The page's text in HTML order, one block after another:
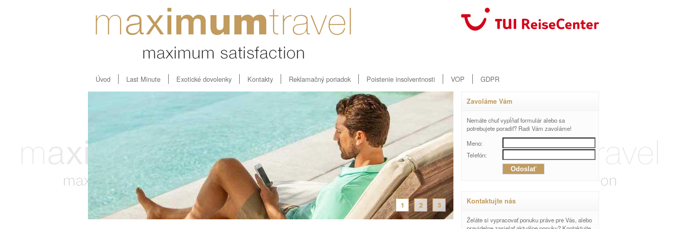
Úvod Last Minute Exotické dovolenky Kontakty Reklamačný poriadok Poistenie insolventnosti VOP GDPR
1 2 3
Zavoláme Vám
Nemáte chuť vypĺňať formulár alebo sa
potrebujete poradiť? Radi Vám zavoláme!
Meno:
Telefón:
Kontaktujte nás
Želáte si vypracovať ponuku práve pre Vás, alebo